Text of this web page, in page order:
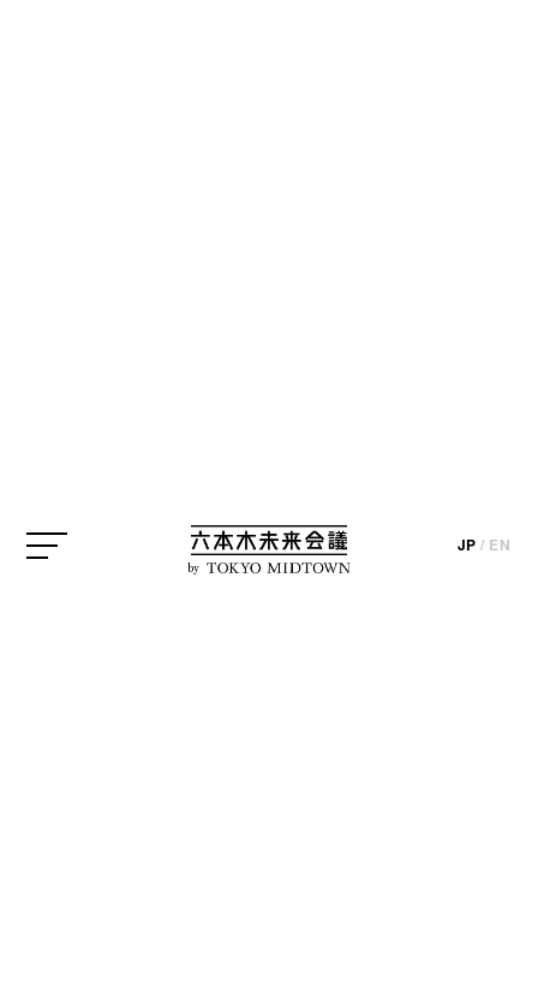
by
JP / EN